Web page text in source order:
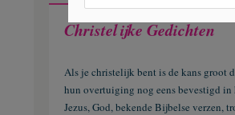
Christelijke Gedichten
Als je christelijk bent is de kans groot
hun overtuiging nog eens bevestigd
Jezus, God, bekende Bijbelse verzen,